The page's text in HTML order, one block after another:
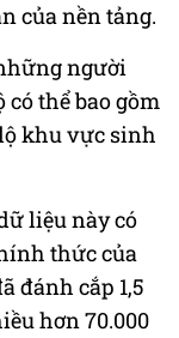
của nền tảng.
người
thể bao gồm
khu vực sinh
liệu này có
thức của
đánh cắp 1,5
hơn 70.000